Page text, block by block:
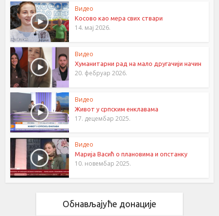
Видео
Косово као мера свих ствари
14. мај 2026.
Видео
Хуманитарни рад на мало другачији начин
20. фебруар 2026.
Видео
Живот у српским енклавама
17. децембар 2025.
Видео
Марија Васић о плановима и опстанку
10. новембар 2025.
Обнављајуће донације